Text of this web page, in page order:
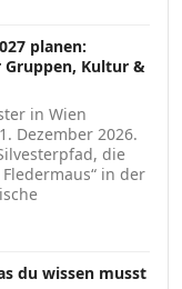
planen:
Kultur &
in Wien
Dezember 2026.
die
in der
du wissen musst